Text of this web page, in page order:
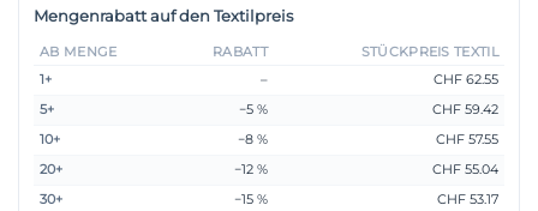
Mengenrabatt auf den Textilpreis
AB MENGE RABATT
STÜCKPREIS TEXTIL
1+
–
CHF 62.55
5+
−5 %
CHF 59.42
10+
−8 %
CHF 57.55
20+
−12 %
CHF 55.04
30+
−15 %
CHF 53.17